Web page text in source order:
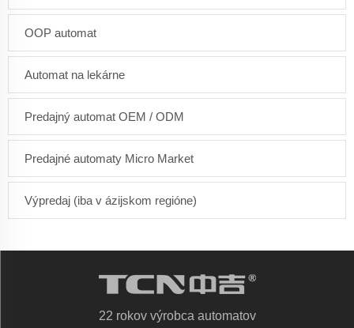
OOP automat
Automat na lekárne
Predajný automat OEM / ODM
Predajné automaty Micro Market
Výpredaj (iba v ázijskom regióne)
22 rokov výrobca automatov